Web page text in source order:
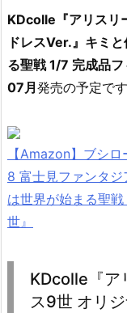
KDcolle『アリスリ
ドレスVer.』キミ
る聖戦 1/7 完成品
07月 発売の予定で
【Amazon】ブシ
8 富士見ファンタ
は世界が始まる聖
世』
KDcolle『ア
ス9世 オリ